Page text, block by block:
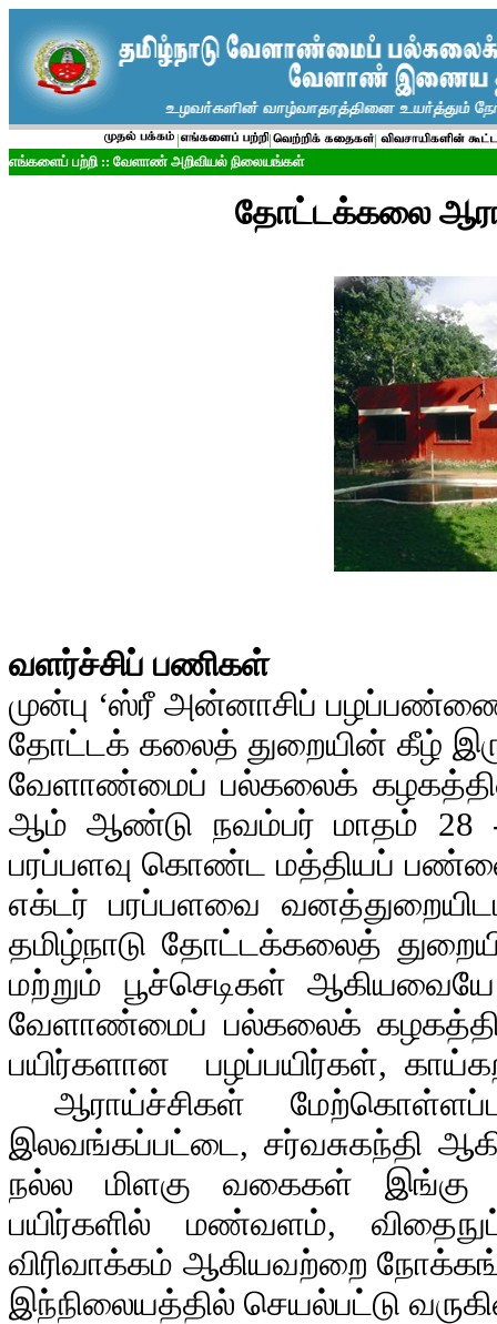
| |
|
எங்களைப் பற்றி :: வேளாண் அறிவியல் நிலையங்கள்
தோட்டக்கலை
வளர்ச்சிப் பணிகள்
முன்பு ‘ஸ்ரீ அன்னாசிப்
தோட்டக் கலைத் துறையின் கீழ்
வேளாண்மைப் பல்கலைக் கழகத்தின்
ஆம் ஆண்டு நவம்பர் மாதம் 28
பரப்பளவு கொண்ட மத்தியப்
எக்டர் பரப்பளவை
தமிழ்நாடு தோட்டக்கலைத்
மற்றும் பூச்செடிகள் ஆகியவையே
வேளாண்மைப் பல்கலைக்
பயிர்களான பழப்பயிர்கள்,
ஆராய்ச்சிகள்
இலவங்கப்பட்டை, சர்வசுகந்தி
நல்ல மிளகு வகைகள் இங்கு
பயிர்களில் மண்வளம்,
விரிவாக்கம் ஆகியவற்றை
இந்நிலையத்தில் செயல்பட்டு